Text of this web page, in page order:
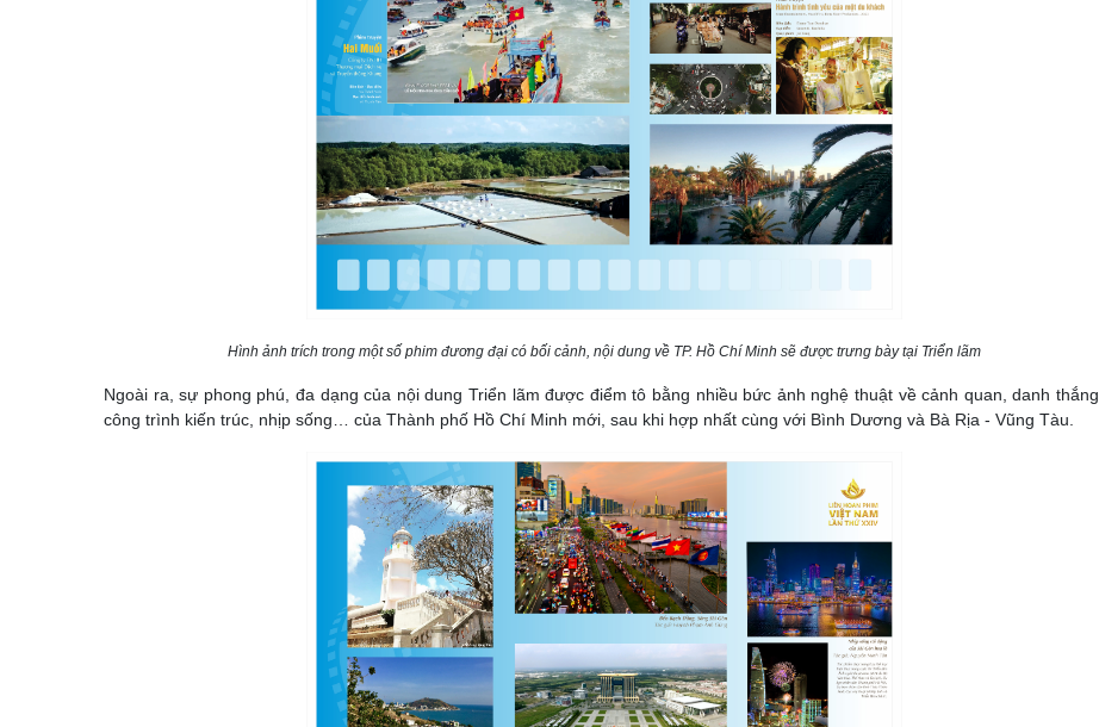
Hình ảnh trích trong một số phim đương đại có bối cảnh, nội dung về TP. Hồ Chí Minh sẽ được trưng bày tại Triển lãm
Ngoài ra, sự phong phú, đa dạng của nội dung Triển lãm được điểm tô bằng nhiều bức ảnh nghệ thuật về cảnh quan, danh thắng,
công trình kiến trúc, nhịp sống… của Thành phố Hồ Chí Minh mới, sau khi hợp nhất cùng với Bình Dương và Bà Rịa - Vũng Tàu.